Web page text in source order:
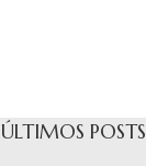
ÚLTIMOS POSTS